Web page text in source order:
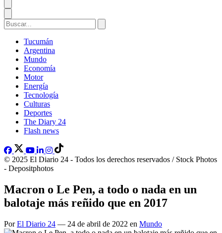
Tucumán
Argentina
Mundo
Economía
Motor
Energía
Tecnología
Culturas
Deportes
The Diary 24
Flash news
© 2025 El Diario 24 - Todos los derechos reservados / Stock Photos
- Depositphotos
Macron o Le Pen, a todo o nada en un
balotaje más reñido que en 2017
PorEl Diario 24 — 24 de abril de 2022 en Mundo